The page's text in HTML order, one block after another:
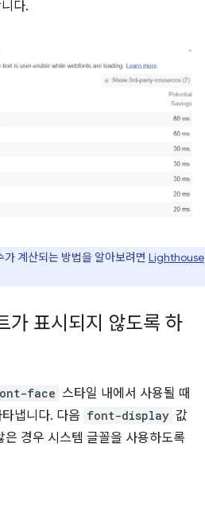
다.
계산되는 방법을 알아보려면 Lighthouse
가 표시되지 않도록 하
face 스타일 내에서 사용될 때
냅니다. 다음 font-display 값
경우 시스템 글꼴을 사용하도록